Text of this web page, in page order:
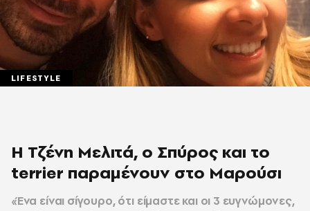
LIFESTYLE
Η Τζένη Μελιτά, ο Σπύρος και το
terrier παραμένουν στο Μαρούσι
«Ένα είναι σίγουρο, ότι είμαστε και οι 3 ευγνώμονες,